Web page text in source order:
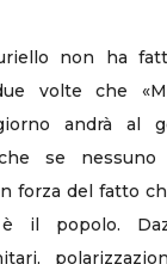
non ha
volte che
andrà al
se
forza del fatto
è il popolo.